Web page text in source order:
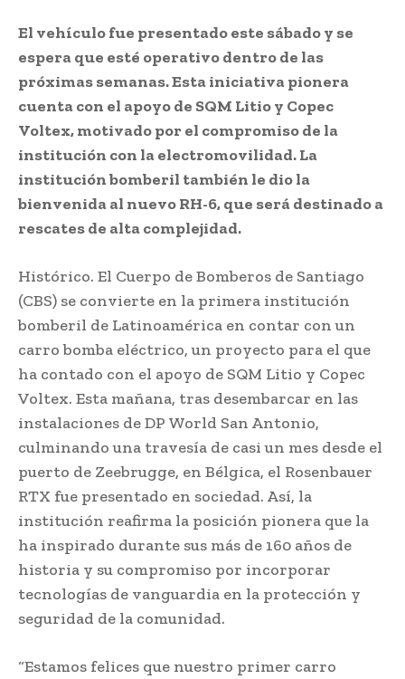
El vehículo fue presentado este sábado y se
espera que esté operativo dentro de las
próximas semanas. Esta iniciativa pionera
cuenta con el apoyo de SQM Litio y Copec
Voltex, motivado por el compromiso de la
institución con la electromovilidad. La
institución bomberil también le dio la
bienvenida al nuevo RH-6, que será destinado a
rescates de alta complejidad.
Histórico. El Cuerpo de Bomberos de Santiago
(CBS) se convierte en la primera institución
bomberil de Latinoamérica en contar con un
carro bomba eléctrico, un proyecto para el que
ha contado con el apoyo de SQM Litio y Copec
Voltex. Esta mañana, tras desembarcar en las
instalaciones de DP World San Antonio,
culminando una travesía de casi un mes desde el
puerto de Zeebrugge, en Bélgica, el Rosenbauer
RTX fue presentado en sociedad. Así, la
institución reafirma la posición pionera que la
ha inspirado durante sus más de 160 años de
historia y su compromiso por incorporar
tecnologías de vanguardia en la protección y
seguridad de la comunidad.
“Estamos felices que nuestro primer carro